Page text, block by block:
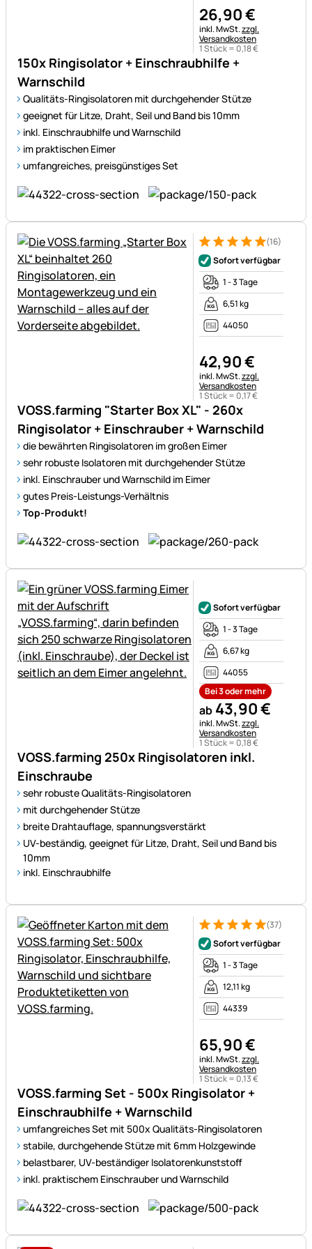
150x Ringisolator + Einschraubhilfe +
Warnschild
Qualitäts-Ringisolatoren mit durchgehender Stütze
geeignet für Litze, Draht, Seil und Band bis 10mm
inkl. Einschraubhilfe und Warnschild
im praktischen Eimer
umfangreiches, preisgünstiges Set
26,90€
Steuerhinweis:
inkl. MwSt.zzgl.
Versandkosten
1 Stück = 0,18€
VOSS.farming "Starter Box XL" - 260x
Ringisolator + Einschrauber + Warnschild
die bewährten Ringisolatoren im großen Eimer
sehr robuste Isolatoren mit durchgehender Stütze
inkl. Einschrauber und Warnschild im Eimer
gutes Preis-Leistungs-Verhältnis
Top-Produkt!
Bewertung: 5 von 5 (16
16 Bewertungen (16)
Sofort verfügbar
1 - 3 Tage
6,51 kg
44050
42,90€
Steuerhinweis:
inkl. MwSt.zzgl.
Versandkosten
1 Stück = 0,17€
VOSS.farming 250x Ringisolatoren inkl.
Einschraube
sehr robuste Qualitäts-Ringisolatoren
mit durchgehender Stütze
breite Drahtauflage, spannungsverstärkt
UV-beständig, geeignet für Litze, Draht, Seil und Band bis
10mm
inkl. Einschraubhilfe
Sofort verfügbar
1 - 3 Tage
6,67 kg
44055
Bei 3 oder mehr
ab 43,90€
Steuerhinweis:
inkl. MwSt.zzgl.
Versandkosten
1 Stück = 0,18€
VOSS.farming Set - 500x Ringisolator +
Einschraubhilfe + Warnschild
umfangreiches Set mit 500x Qualitäts-Ringisolatoren
stabile, durchgehende Stütze mit 6mm Holzgewinde
belastbarer, UV-beständiger Isolatorenkunststoff
inkl. praktischem Einschrauber und Warnschild
Bewertung: 5 von 5 (37
37 Bewertungen (37)
Sofort verfügbar
1 - 3 Tage
12,11 kg
44339
65,90€
Steuerhinweis:
inkl. MwSt.zzgl.
Versandkosten
1 Stück = 0,13€